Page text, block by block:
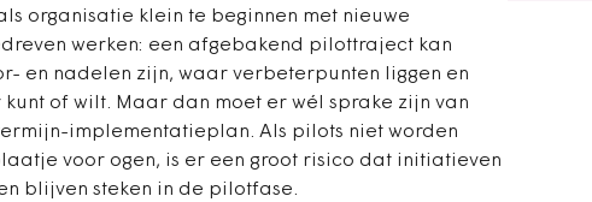
organisatie klein te beginnen met nieuwe
werken: een afgebakend pilottraject kan
en nadelen zijn, waar verbeterpunten liggen en
of wilt. Maar dan moet er wél sprake zijn van
implementatieplan. Als pilots niet worden
voor ogen, is er een groot risico dat initiatieven
blijven steken in de pilotfase.